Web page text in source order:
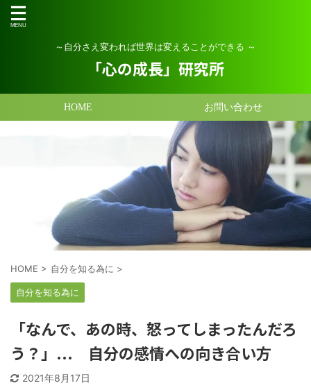
～自分さえ変われば世界は変えることができる ～
「心の成長」研究所
HOME お問い合わせ
HOME > 自分を知る為に >
自分を知る為に
「なんで、あの時、怒ってしまったんだろ
う？」... 自分の感情への向き合い方
2021年8月17日